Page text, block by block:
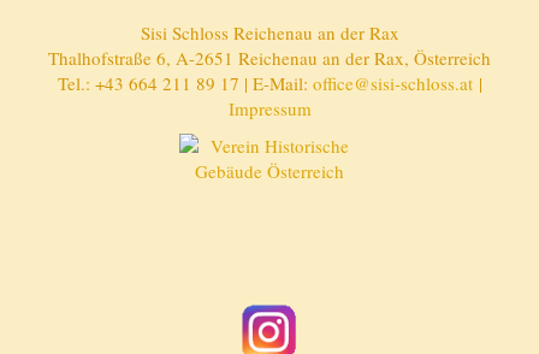
Sisi Schloss Reichenau an der Rax
Thalhofstraße 6, A-2651 Reichenau an der Rax, Österreich
Tel.: +43 664 211 89 17 | E-Mail: office@sisi-schloss.at|
Impressum